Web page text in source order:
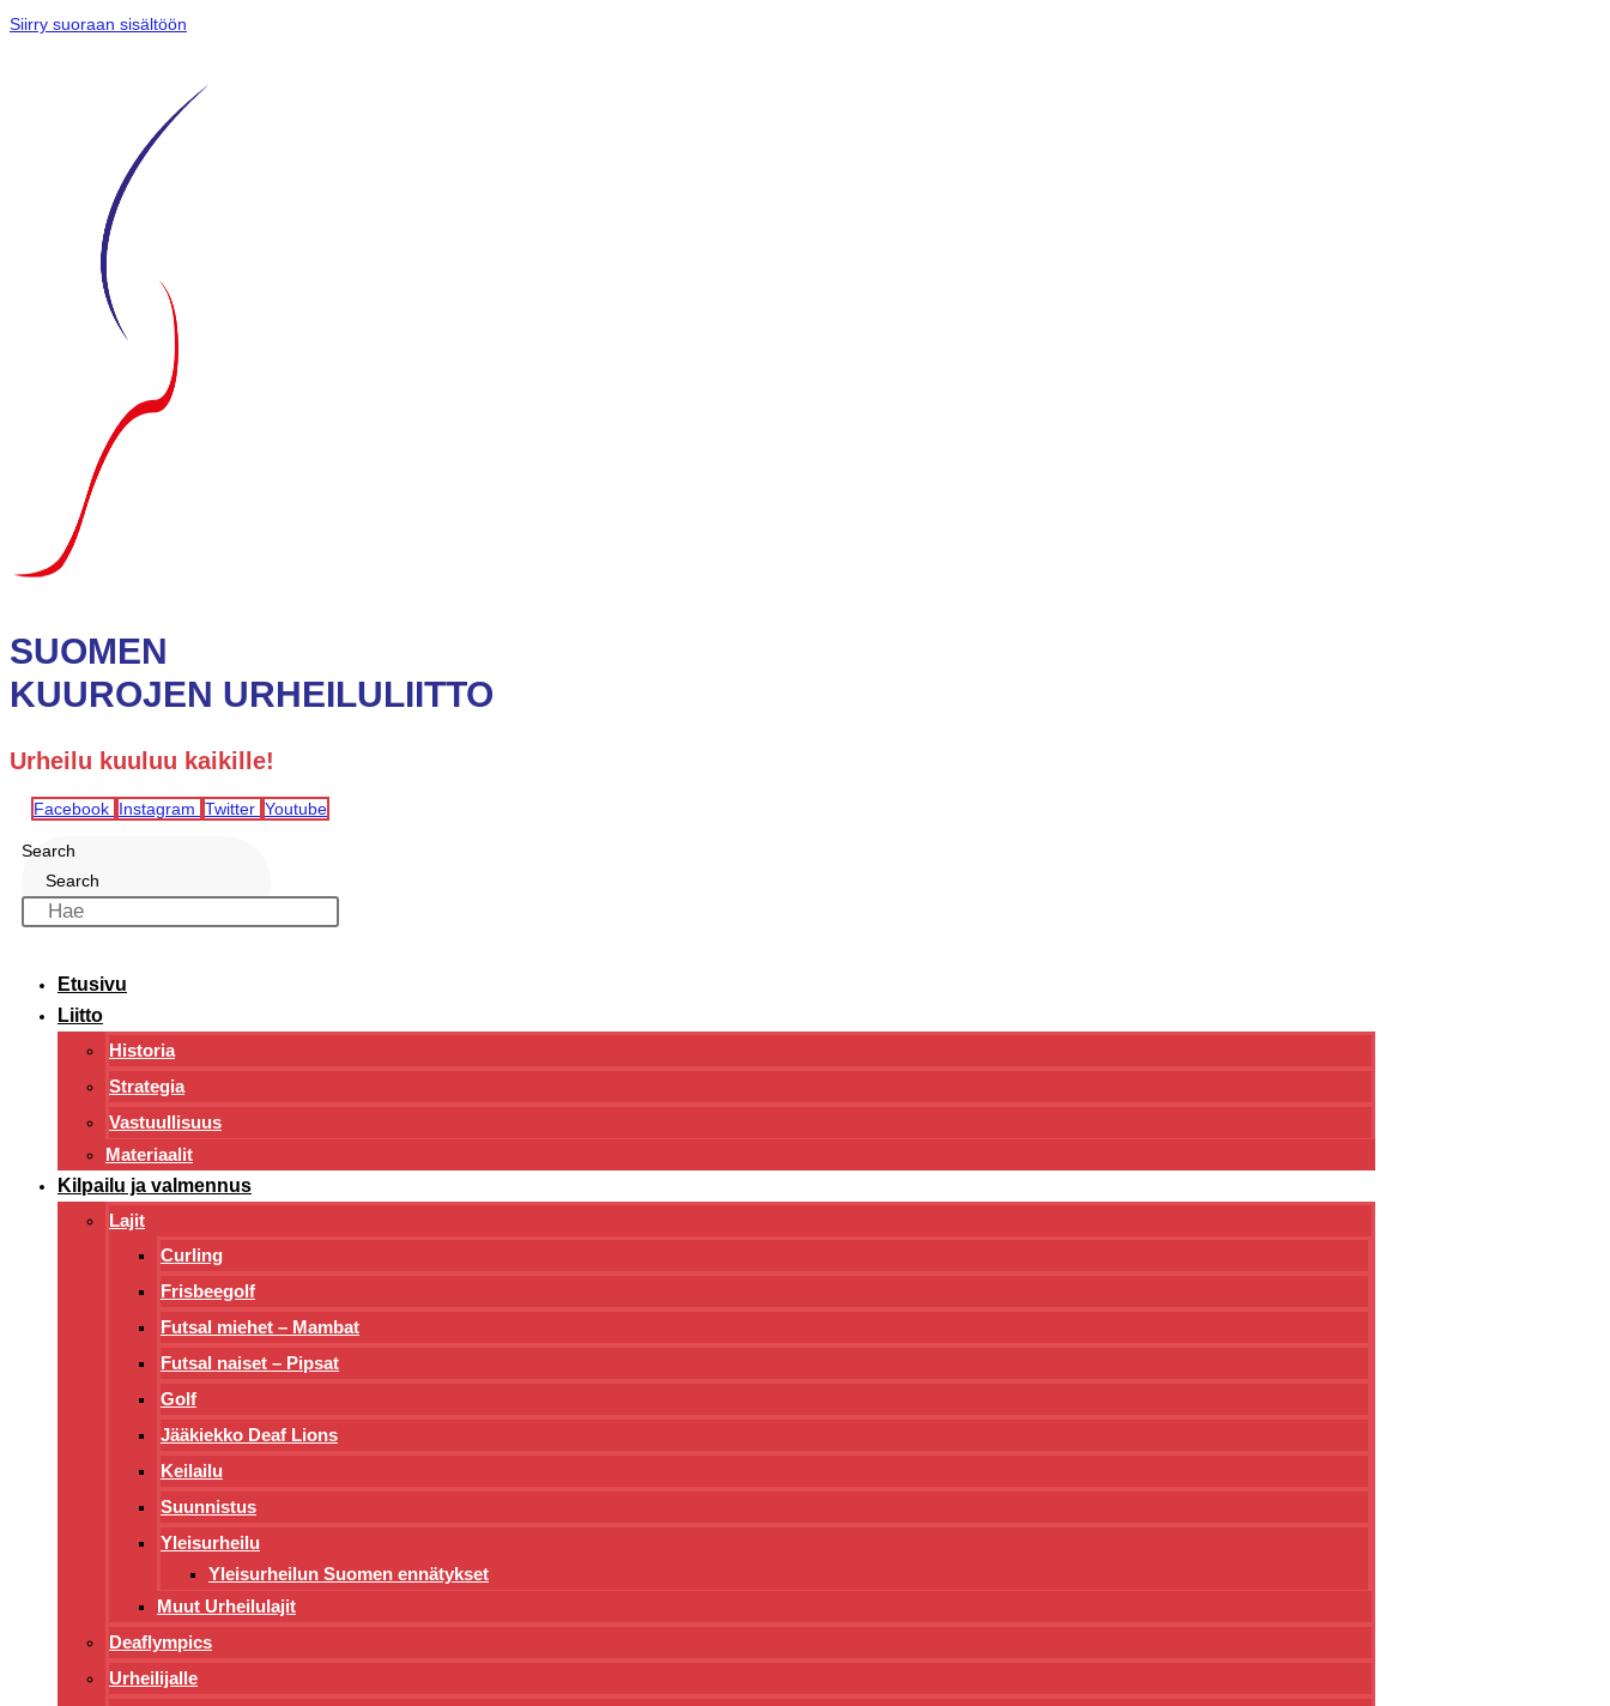
Siirry suoraan sisältöön
SUOMEN
KUUROJEN URHEILULIITTO
Urheilu kuuluu kaikille!
Facebook Instagram Twitter Youtube
Search
Search
Etusivu
Liitto
Historia
Strategia
Vastuullisuus
Materiaalit
Kilpailu ja valmennus
Lajit
Curling
Frisbeegolf
Futsal miehet – Mambat
Futsal naiset – Pipsat
Golf
Jääkiekko Deaf Lions
Keilailu
Suunnistus
Yleisurheilu
Yleisurheilun Suomen ennätykset
Muut Urheilulajit
Deaflympics
Urheilijalle